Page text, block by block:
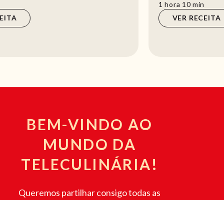
BEM-VINDO AO
MUNDO DA
TELECULINÁRIA!
Queremos partilhar consigo todas as